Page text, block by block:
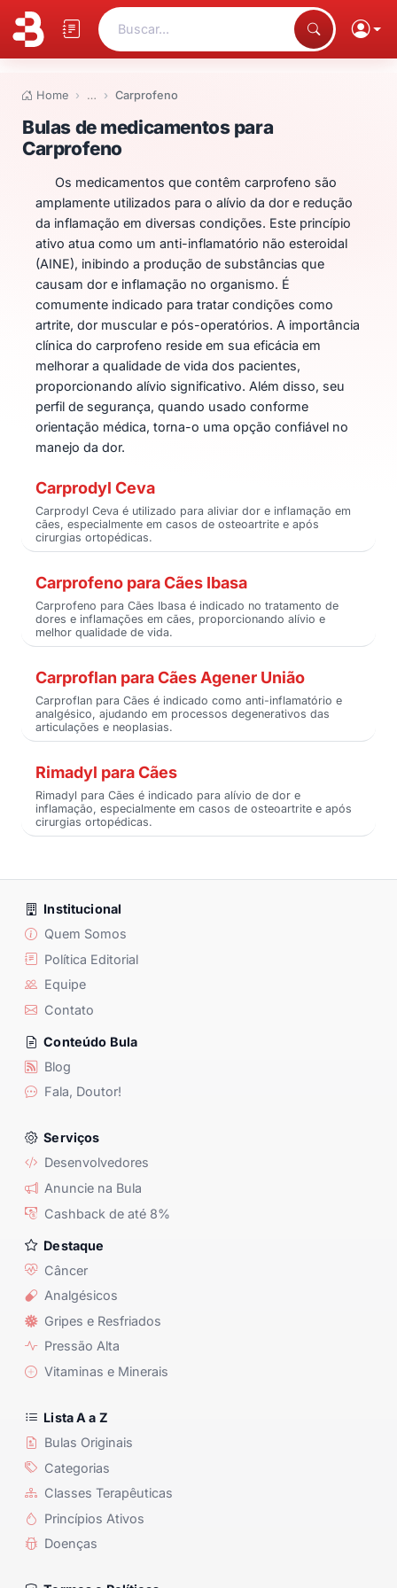
Buscar...
Home … Carprofeno
Bulas de medicamentos para
Bulas de medicamentos para
Carprofeno
Os medicamentos que contêm carprofeno são
amplamente utilizados para o alívio da dor e redução
da inflamação em diversas condições. Este princípio
ativo atua como um anti-inflamatório não esteroidal
(AINE), inibindo a produção de substâncias que
causam dor e inflamação no organismo. É
comumente indicado para tratar condições como
artrite, dor muscular e pós-operatórios. A importância
clínica do carprofeno reside em sua eficácia em
melhorar a qualidade de vida dos pacientes,
proporcionando alívio significativo. Além disso, seu
perfil de segurança, quando usado conforme
orientação médica, torna-o uma opção confiável no
manejo da dor.
Carprodyl Ceva
Carprodyl Ceva é utilizado para aliviar dor e inflamação em
cães, especialmente em casos de osteoartrite e após
cirurgias ortopédicas.
Carprofeno para Cães Ibasa
Carprofeno para Cães Ibasa é indicado no tratamento de
dores e inflamações em cães, proporcionando alívio e
melhor qualidade de vida.
Carproflan para Cães Agener União
Carproflan para Cães é indicado como anti-inflamatório e
analgésico, ajudando em processos degenerativos das
articulações e neoplasias.
Rimadyl para Cães
Rimadyl para Cães é indicado para alívio de dor e
inflamação, especialmente em casos de osteoartrite e após
cirurgias ortopédicas.
Institucional
Quem Somos
Política Editorial
Equipe
Contato
Conteúdo Bula
Blog
Fala, Doutor!
Serviços
Desenvolvedores
Anuncie na Bula
Cashback de até 8%
Destaque
Câncer
Analgésicos
Gripes e Resfriados
Pressão Alta
Vitaminas e Minerais
Lista A a Z
Bulas Originais
Categorias
Classes Terapêuticas
Princípios Ativos
Doenças